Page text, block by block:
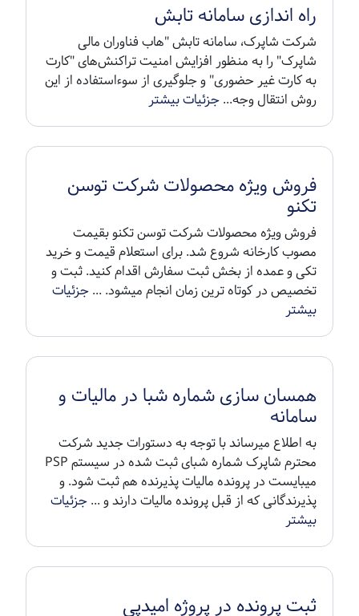
راه اندازی سامانه تابش
شرکت شاپرک، سامانه تابش "هاب فناوران مالی
شاپرک" را به منظور افزایش امنیت تراکنش‌های "کارت
به کارت غیر حضوری" و جلوگیری از سوءاستفاده از این
روش انتقال وجه...جزئیات بیشتر
فروش ویژه محصولات شرکت توسن
تکنو
فروش ویژه محصولات شرکت توسن تکنو بقیمت
مصوب کارخانه شروع شد. برای استعلام قیمت و خرید
تکی و عمده از بخش ثبت سفارش اقدام کنید. ثبت و
تخصیص در کوتاه ترین زمان انجام میشود. ...جزئیات
بیشتر
همسان سازی شماره شبا در مالیات و
سامانه
به اطلاع میرساند با توجه به دستورات جدید شرکت
محترم شاپرک شماره شبای ثبت شده در سیستم PSP
میبایست در پرونده مالیات پذیرنده هم ثبت شود. و
پذیرندگانی که از قبل پرونده مالیات دارند و ...جزئیات
بیشتر
ثبت پرونده در پروژه امیدپی